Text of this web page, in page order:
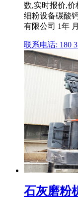
数,实时报价,价
细粉设备碳酸
有限公司 1年
联系电话: 180
石灰磨粉